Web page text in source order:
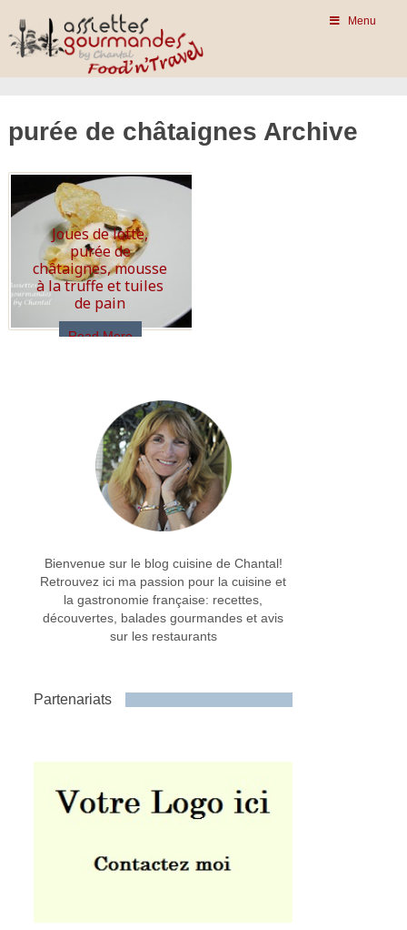
Menu
purée de châtaignes Archive
Joues de lotte,
purée de
châtaignes, mousse
à la truffe et tuiles
de pain
Read More
Bienvenue sur le blog cuisine de Chantal!
Retrouvez ici ma passion pour la cuisine et
la gastronomie française: recettes,
découvertes, balades gourmandes et avis
sur les restaurants
Partenariats